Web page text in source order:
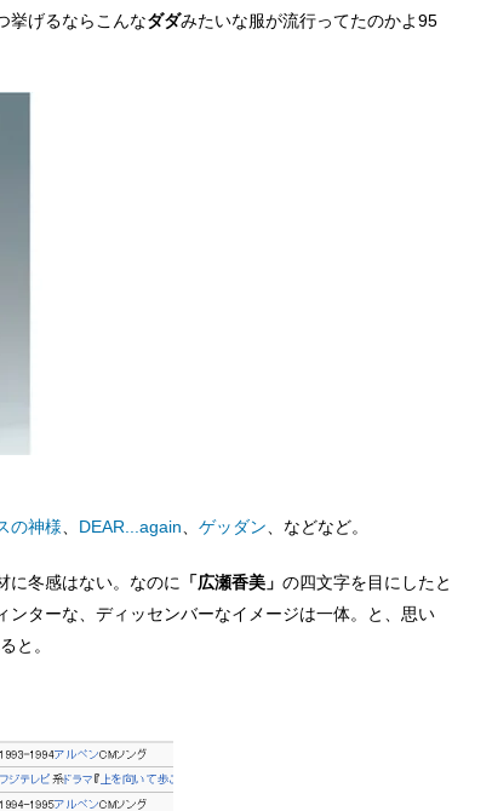
挙げるならこんなダダみたいな服が流行ってたのかよ95
の神様 DEAR...again ゲッダン 、などなど。
冬感はない。なのに 「広瀬香美」 の四文字を目にしたと
ンターな、ディッセンバーなイメージは一体。と、思い
と。